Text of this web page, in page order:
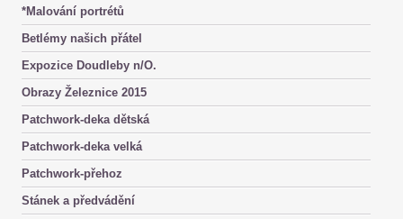
*Malování portrétů
Betlémy našich přátel
Expozice Doudleby n/O.
Obrazy Železnice 2015
Patchwork-deka dětská
Patchwork-deka velká
Patchwork-přehoz
Stánek a předvádění